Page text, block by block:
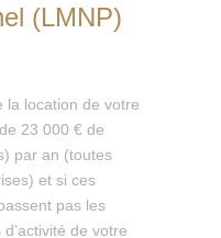
(LMNP)
la location de votre
23 000 € de
par an (toutes
et si ces
pas les
de votre